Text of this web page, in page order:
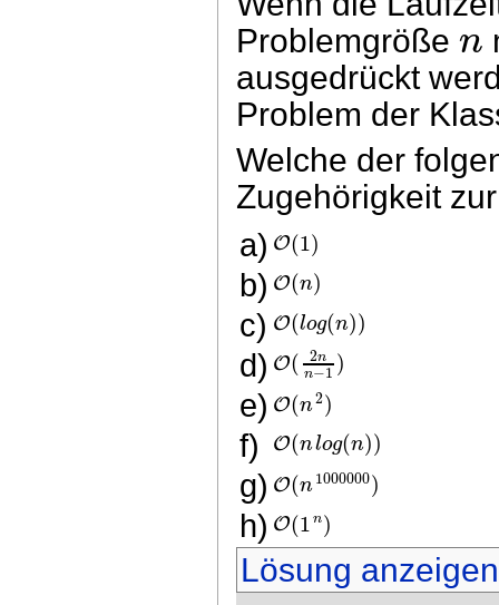
Problemgrößen
ausgedrückt
Problem der
Welche der
Zugehörigkeit
a) O(1)
b) O(n)
c) O(log(n))
d) O( 2n
n−1)
e) O(n2)
f) O(nlog(n))
g) O(n1000000)
h) O(1n)
Lösung anzeigen